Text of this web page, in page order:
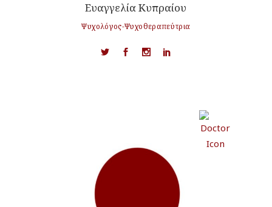
Ευαγγελία Κυπραίου
Ψυχολόγος-Ψυχοθεραπεύτρια